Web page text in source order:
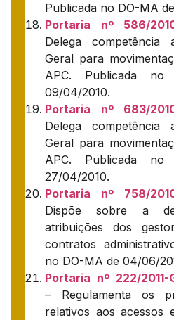
Publicada no DO-MA
Portaria nº 586/
Delega competência
Geral para
APC. Publicada no
09/04/2010.
Portaria nº 683/
Delega competência
Geral para
APC. Publicada no
27/04/2010.
Portaria nº 758/
Dispõe sobre a
atribuições dos
contratos
no DO-MA de 04/06/
Portaria nº 222/2011-
– Regulamenta os
relativos aos acessos